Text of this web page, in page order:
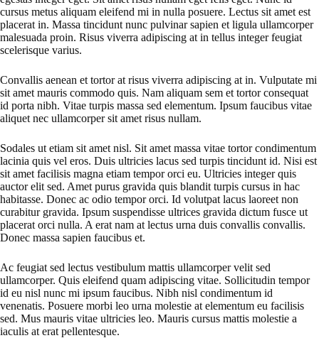
cursus metus aliquam eleifend mi in nulla posuere. Lectus sit amet est
placerat in. Massa tincidunt nunc pulvinar sapien et ligula ullamcorper
malesuada proin. Risus viverra adipiscing at in tellus integer feugiat
scelerisque varius.
Convallis aenean et tortor at risus viverra adipiscing at in. Vulputate mi
sit amet mauris commodo quis. Nam aliquam sem et tortor consequat
id porta nibh. Vitae turpis massa sed elementum. Ipsum faucibus vitae
aliquet nec ullamcorper sit amet risus nullam.
Sodales ut etiam sit amet nisl. Sit amet massa vitae tortor condimentum
lacinia quis vel eros. Duis ultricies lacus sed turpis tincidunt id. Nisi est
sit amet facilisis magna etiam tempor orci eu. Ultricies integer quis
auctor elit sed. Amet purus gravida quis blandit turpis cursus in hac
habitasse. Donec ac odio tempor orci. Id volutpat lacus laoreet non
curabitur gravida. Ipsum suspendisse ultrices gravida dictum fusce ut
placerat orci nulla. A erat nam at lectus urna duis convallis convallis.
Donec massa sapien faucibus et.
Ac feugiat sed lectus vestibulum mattis ullamcorper velit sed
ullamcorper. Quis eleifend quam adipiscing vitae. Sollicitudin tempor
id eu nisl nunc mi ipsum faucibus. Nibh nisl condimentum id
venenatis. Posuere morbi leo urna molestie at elementum eu facilisis
sed. Mus mauris vitae ultricies leo. Mauris cursus mattis molestie a
iaculis at erat pellentesque.